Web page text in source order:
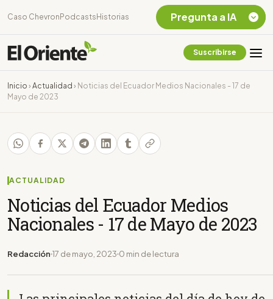
Caso Chevron Podcasts Historias
Suscribirse
Inicio › Actualidad › Noticias del Ecuador Medios Nacionales - 17 de
Mayo de 2023
ACTUALIDAD
Noticias del Ecuador Medios
Nacionales - 17 de Mayo de 2023
Redacción 17 de mayo, 2023 0 min de lectura
Pregunta a IA
Chevron Ecuador